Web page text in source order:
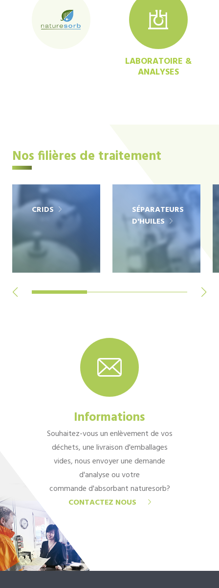
LABORATOIRE &
ANALYSES
Nos filières de traitement
CRIDS
SÉPARATEURS
D'HUILES
Informations
Souhaitez-vous un enlèvement de vos
déchets, une livraison d'emballages
vides, nous envoyer une demande
d'analyse ou votre
commande d'absorbant naturesorb?
CONTACTEZ NOUS